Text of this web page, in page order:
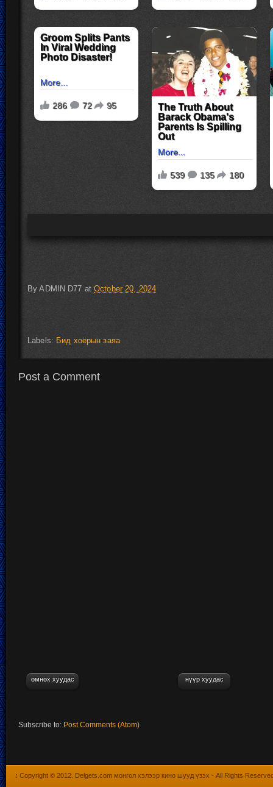
ByADMIN D77 atOctober 20, 2024
Labels: Бид хоёрын заяа
Post a Comment
өмнөх хуудас нүүр хуудас
Subscribe to: Post Comments (Atom)
: Copyright © 2012. Delgets.com монгол хэлээр кино шууд үзэх - All Rights